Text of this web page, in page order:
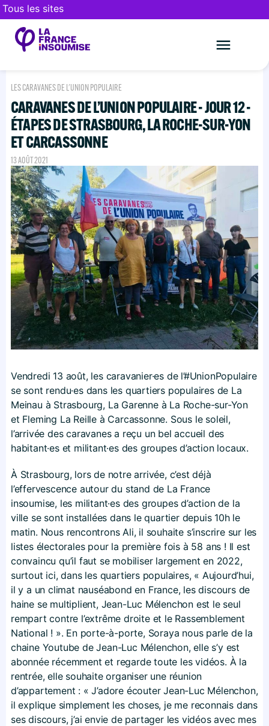
Tous les sites
LES CARAVANES DE L'UNION POPULAIRE
CARAVANES DE L’UNION POPULAIRE - JOUR 12 -
ÉTAPES DE STRASBOURG, LA ROCHE-SUR-YON
ET CARCASSONNE
13 AOÛT 2021
Vendredi 13 août, les caravanier·es de l’#UnionPopulaire
se sont rendu·es dans les quartiers populaires de La
Meinau à Strasbourg, La Garenne à La Roche-sur-Yon
et Fleming La Reille à Carcassonne. Sous le soleil,
l’arrivée des caravanes a reçu un bel accueil des
habitant·es et militant·es des groupes d’action locaux.
À Strasbourg, lors de notre arrivée, c’est déjà
l’effervescence autour du stand de La France
insoumise, les militant·es des groupes d’action de la
ville se sont installées dans le quartier depuis 10h le
matin. Nous rencontrons Ali, il souhaite s’inscrire sur les
listes électorales pour la première fois à 58 ans ! Il est
convaincu qu’il faut se mobiliser largement en 2022,
surtout ici, dans les quartiers populaires, « Aujourd’hui,
il y a un climat nauséabond en France, les discours de
haine se multiplient, Jean-Luc Mélenchon est le seul
rempart contre l’extrême droite et le Rassemblement
National ! ». En porte-à-porte, Soraya nous parle de la
chaine Youtube de Jean-Luc Mélenchon, elle s’y est
abonnée récemment et regarde toute les vidéos. À la
rentrée, elle souhaite organiser une réunion
d’appartement : « J’adore écouter Jean-Luc Mélenchon,
il explique simplement les choses, je me reconnais dans
ses discours, j’ai envie de partager les vidéos avec mes